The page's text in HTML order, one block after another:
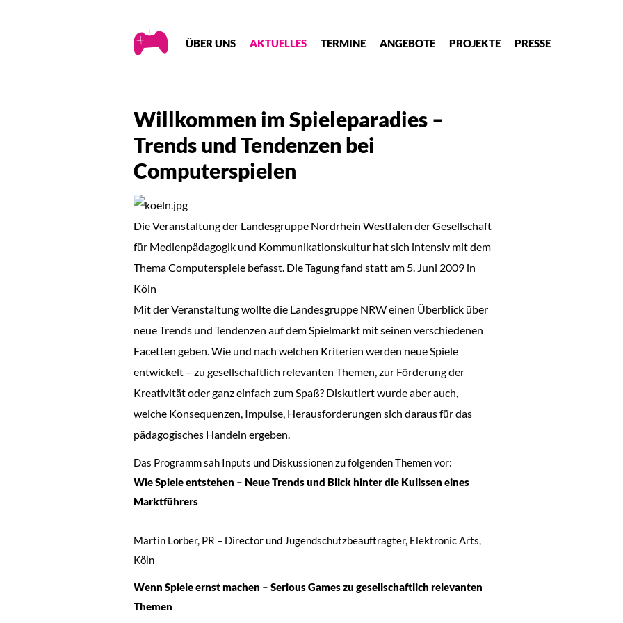
Creative
Gaming
ÜBER UNS AKTUELLES TERMINE ANGEBOTE PROJEKTE PRESSE
Willkommen im Spieleparadies –
Trends und Tendenzen bei
Computerspielen
Die Veranstaltung der Landesgruppe Nordrhein Westfalen der Gesellschaft
für Medienpädagogik und Kommunikationskultur hat sich intensiv mit dem
Thema Computerspiele befasst. Die Tagung fand statt am 5. Juni 2009 in
Köln
Mit der Veranstaltung wollte die Landesgruppe NRW einen Überblick über
neue Trends und Tendenzen auf dem Spielmarkt mit seinen verschiedenen
Facetten geben. Wie und nach welchen Kriterien werden neue Spiele
entwickelt – zu gesellschaftlich relevanten Themen, zur Förderung der
Kreativität oder ganz einfach zum Spaß? Diskutiert wurde aber auch,
welche Konsequenzen, Impulse, Herausforderungen sich daraus für das
pädagogisches Handeln ergeben.
Das Programm sah Inputs und Diskussionen zu folgenden Themen vor:
Wie Spiele entstehen – Neue Trends und Blick hinter die Kulissen eines
Marktführers
Martin Lorber, PR – Director und Jugendschutzbeauftragter, Elektronic Arts,
Köln
Wenn Spiele ernst machen – Serious Games zu gesellschaftlich relevanten
Themen